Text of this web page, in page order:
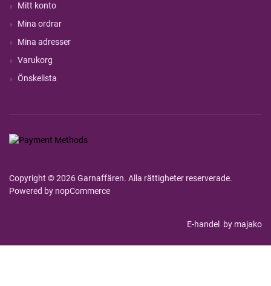
Mitt konto
Mina ordrar
Mina adresser
Varukorg
Önskelista
Copyright © 2026 Garnaffären. Alla rättigheter reserverade.
Powered by nopCommerce
E-handel by majako